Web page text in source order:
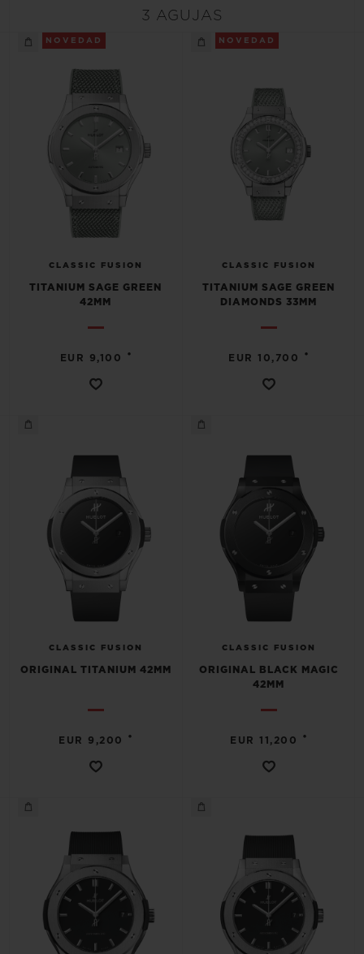
3 AGUJAS
NOVEDAD
CLASSIC FUSION
TITANIUM SAGE GREEN
42MM
EUR 9,100 •
NOVEDAD
CLASSIC FUSION
TITANIUM SAGE GREEN
DIAMONDS 33MM
EUR 10,700 •
CLASSIC FUSION
ORIGINAL TITANIUM 42MM
EUR 9,200 •
CLASSIC FUSION
ORIGINAL BLACK MAGIC
42MM
EUR 11,200 •
COLORED CERAMIC
SERVICIOS EXCLUSIVOS
GARANTÍA 5+5
HUBLOTISTA Y GARANTÍA AMPLIADA
ENTREGA PREVISTA
ESTUCHE DE REGALO
CONTACTO
ENCONTRAR UNA